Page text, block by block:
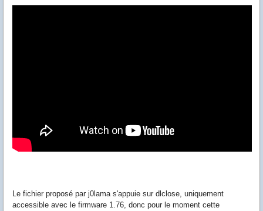
Le fichier proposé par j0lama s'appuie sur dlclose, uniquement
accessible avec le firmware 1.76, donc pour le moment cette